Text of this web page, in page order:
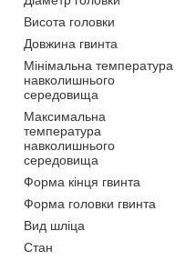
Висота головки
Довжина гвинта
Мінімальна температура
навколишнього
середовища
Максимальна
температура
навколишнього
середовища
Форма кінця гвинта
Форма головки гвинта
Вид шліца
Стан